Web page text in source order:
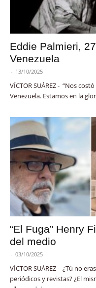
Eddie Palmieri,
Venezuela
- 13/10/2025
VÍCTOR SUÁREZ - “Nos
Venezuela. Estamos en la
“El Fuga” Henry
del medio
- 03/10/2025
VÍCTOR SUÁREZ - ¿Tú no
periódicos y revistas? ¿El